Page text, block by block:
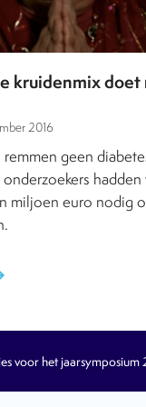
kruidenmix doet
2016
remmen geen
hadden
miljoen euro nodig
voor het jaarsymposium